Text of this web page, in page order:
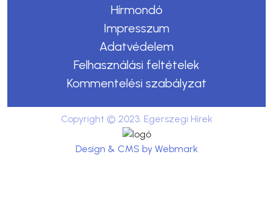
Hírmondó
Impresszum
Adatvédelem
Felhasználási feltételek
Kommentelési szabályzat
Copyright © 2023. Egerszegi Hírek
Design & CMS by Webmark